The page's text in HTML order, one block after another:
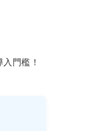
門檻！